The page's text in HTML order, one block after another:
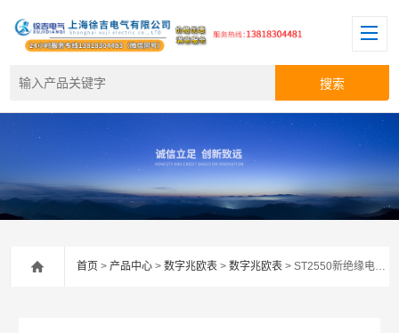
首页 >产品中心 >数字兆欧表 >数字兆欧表 > ST2550新绝缘电阻测试仪*